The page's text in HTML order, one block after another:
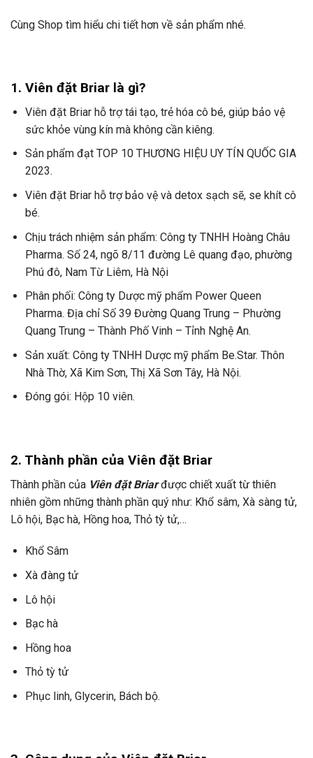
Cùng Shop tìm hiểu chi tiết hơn về sản phẩm nhé.
1. Viên đặt Briar là gì?
Viên đặt Briar hỗ trợ tái tạo, trẻ hóa cô bé, giúp bảo vệ
sức khỏe vùng kín mà không cần kiêng.
Sản phẩm đạt TOP 10 THƯƠNG HIỆU UY TÍN QUỐC GIA
2023.
Viên đặt Briar hỗ trợ bảo vệ và detox sạch sẽ, se khít cô
bé.
Chịu trách nhiệm sản phẩm: Công ty TNHH Hoàng Châu
Pharma. Số 24, ngõ 8/11 đường Lê quang đạo, phường
Phú đô, Nam Từ Liêm, Hà Nội
Phân phối: Công ty Dược mỹ phẩm Power Queen
Pharma. Địa chỉ Số 39 Đường Quang Trung – Phường
Quang Trung – Thành Phố Vinh – Tỉnh Nghệ An.
Sản xuất: Công ty TNHH Dược mỹ phẩm Be.Star. Thôn
Nhà Thờ, Xã Kim Sơn, Thị Xã Sơn Tây, Hà Nội.
Đóng gói: Hộp 10 viên.
2. Thành phần của Viên đặt Briar
Thành phần của Viên đặt Briarđược chiết xuất từ thiên
nhiên gồm những thành phần quý như: Khổ sâm, Xà sàng tử,
Lô hội, Bạc hà, Hồng hoa, Thỏ tỳ tử,…
Khổ Sâm
Xà đàng tử
Lô hội
Bạc hà
Hồng hoa
Thỏ tỳ tử
Phục linh, Glycerin, Bách bộ.